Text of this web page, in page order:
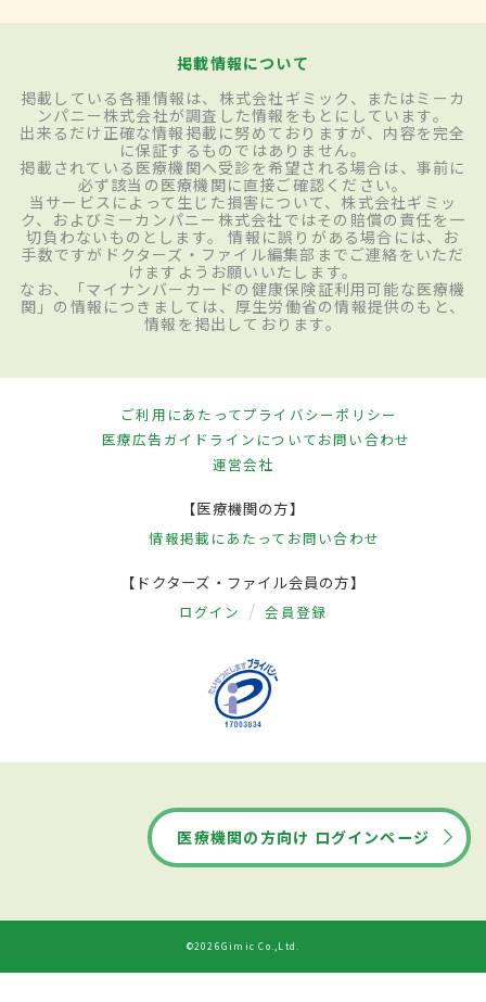
掲載情報について
掲載している各種情報は、株式会社ギミック、またはミーカ
ンパニー株式会社が調査した情報をもとにしています。
出来るだけ正確な情報掲載に努めておりますが、内容を完全
に保証するものではありません。
掲載されている医療機関へ受診を希望される場合は、事前に
必ず該当の医療機関に直接ご確認ください。
当サービスによって生じた損害について、株式会社ギミッ
ク、およびミーカンパニー株式会社ではその賠償の責任を一
切負わないものとします。 情報に誤りがある場合には、お
手数ですがドクターズ・ファイル編集部までご連絡をいただ
けますようお願いいたします。
なお、「マイナンバーカードの健康保険証利用可能な医療機
関」の情報につきましては、厚生労働省の情報提供のもと、
情報を掲出しております。
ご利用にあたってプライバシーポリシー
医療広告ガイドラインについてお問い合わせ
運営会社
【医療機関の方】
情報掲載にあたって お問い合わせ
【ドクターズ・ファイル会員の方】
ログイン 会員登録
医療機関の方向け ログインページ
©2026Gimic Co.,Ltd.